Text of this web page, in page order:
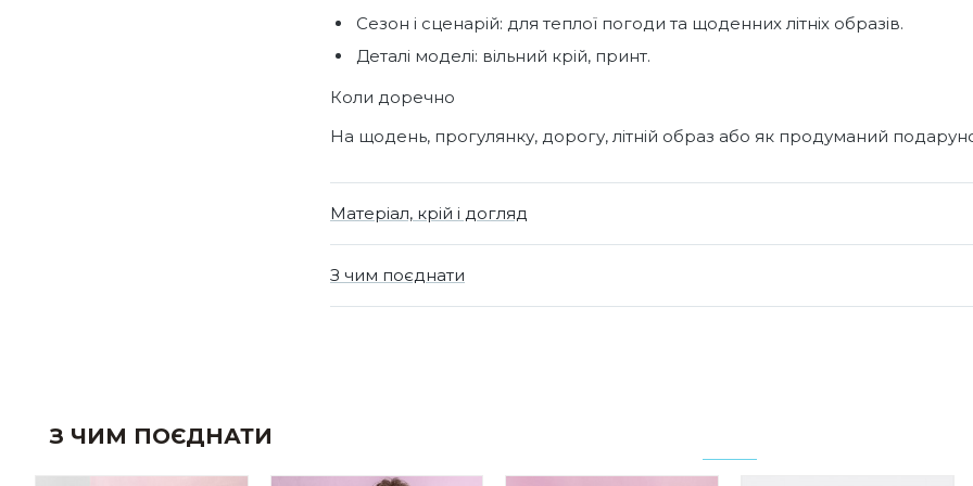
Сезон і сценарій: для теплої погоди та щоденних літніх образів.
Деталі моделі: вільний крій, принт.
Коли доречно
На щодень, прогулянку, дорогу, літній образ або як продуманий
Матеріал, крій і догляд
З чим поєднати
З ЧИМ ПОЄДНАТИ